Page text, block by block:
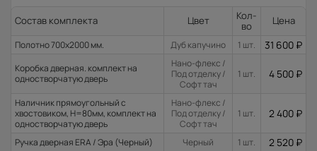
Состав комплекта Цвет
Кол-
во
Цена
Полотно 700x2000 мм. Дуб капучино 1 шт. 31 600 ₽
Коробка дверная. комплект на
одностворчатую дверь
Нано-флекс /
Под отделку /
Софт тач
1 шт. 4 500 ₽
Наличник прямоугольный с
хвостовиком, H=80мм, комплект на
одностворчатую дверь
Нано-флекс /
Под отделку /
Софт тач
1 шт. 2 400 ₽
Ручка дверная ERA / Эра (Черный) Черный 1 шт. 2 520 ₽